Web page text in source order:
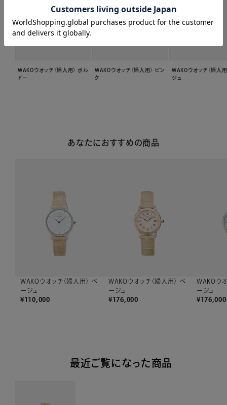
WAKOウオッチ〈婦人用〉 ボル
ドー
WAKOウオッチ〈婦人用〉 ピン
ク
WAKOウオッチ〈婦人
ジュ
あなたにおすすめの商品
WAKOウオッチ〈婦人用〉 ベ
ージュ
¥110,000
WAKOウオッチ〈婦人用〉 ベ
ージュ
¥176,000
WAKOウ
ージュ
¥176,000
最近ご覧になった商品